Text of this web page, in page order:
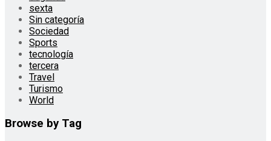
sexta
Sin categoría
Sociedad
Sports
tecnología
tercera
Travel
Turismo
World
Browse by Tag